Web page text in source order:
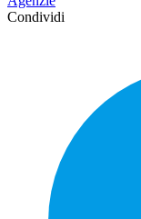
Condividi